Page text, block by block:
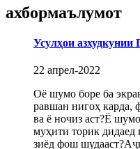
ахбормаълумот
Усулҳои
22 апрел-2022
Оё шумо боре ба
равшан нигоҳ карда,
ва ё ночиз аст?Ё
муҳити торик дидаед
зиёд фош